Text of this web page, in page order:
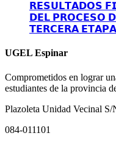
𝗥𝗘𝗦𝗨𝗟𝗧𝗔𝗗𝗢𝗦
𝗗𝗘𝗟 𝗣𝗥𝗢𝗖𝗘𝗦𝗢
𝗧𝗘𝗥𝗖𝗘𝗥𝗔
UGEL Espinar
Comprometidos en lograr
estudiantes de la provincia
Plazoleta Unidad Vecinal S/
084-011101